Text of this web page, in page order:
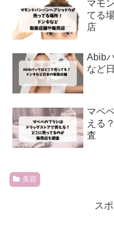
マモ
てる
店
Abib
など
マペ
える
査
美容
ス